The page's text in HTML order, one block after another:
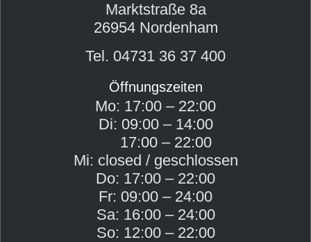
Marktstraße 8a
26954 Nordenham
Tel. 04731 36 37 400
Öffnungszeiten
Mo: 17:00 – 22:00
Di: 09:00 – 14:00
17:00 – 22:00
Mi: closed / geschlossen
Do: 17:00 – 22:00
Fr: 09:00 – 24:00
Sa: 16:00 – 24:00
So: 12:00 – 22:00